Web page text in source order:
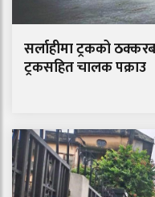
सर्लाहीमा ट्रकको
ट्रकसहित चालक पक्राउ